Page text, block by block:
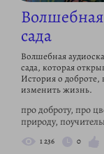
сада
Волшебная
сада, которая
История о доброте,
изменить жизнь.
про доброту, про
природу,
1 236 0